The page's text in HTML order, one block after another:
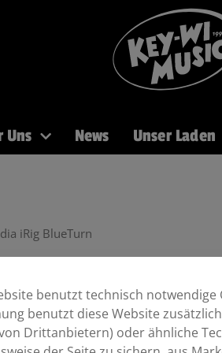
Uns News Unser Laden
iRig BlueTurn
benutzt technisch notwendige
benutzt diese Website
Drittanbietern) oder ähnliche